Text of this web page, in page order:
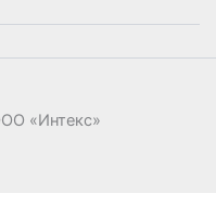
«‎Интекс»‎